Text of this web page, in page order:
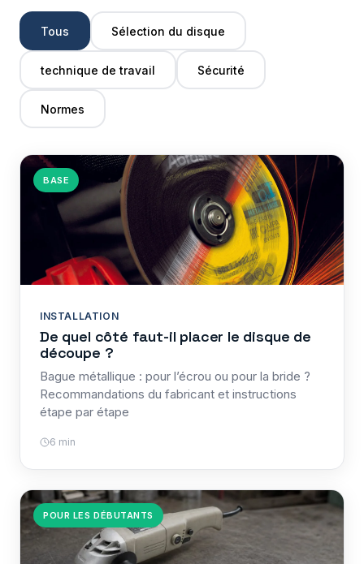
Tous Sélection du disque
technique de travail Sécurité
Normes
BASE
INSTALLATION
De quel côté faut-il placer le disque de
découpe ?
Bague métallique : pour l’écrou ou pour la bride ?
Recommandations du fabricant et instructions
étape par étape
6 min
POUR LES DÉBUTANTS